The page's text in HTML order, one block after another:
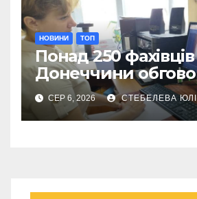
НОВИНИ ТОП
Понад 250 фахівців
Донеччини
роботу влади під
СЕР 6, 2026 СТЕБЕЛЕВА